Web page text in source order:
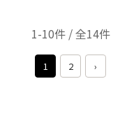
1-10件 / 全14件
1 2 ›